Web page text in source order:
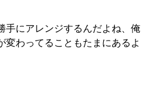
手にアレンジするんだよね、俺
変わってることもたまにあるよ